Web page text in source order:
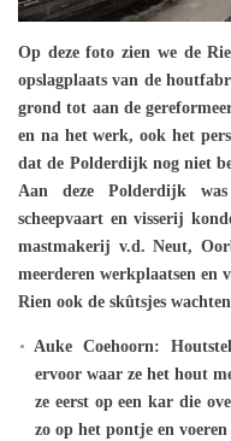
Op deze foto zien we de
opslagplaats van de
grond tot aan de
en na het werk, ook het
dat de Polderdijk nog niet
Aan deze Polderdijk
scheepvaart en visserij
mastmakerij v.d. Neut,
meerderen werkplaatsen en
Rien ook de skûtsjes
Auke Coehoorn:
ervoor waar ze het hout
ze eerst op een kar die
zo op het pontje en